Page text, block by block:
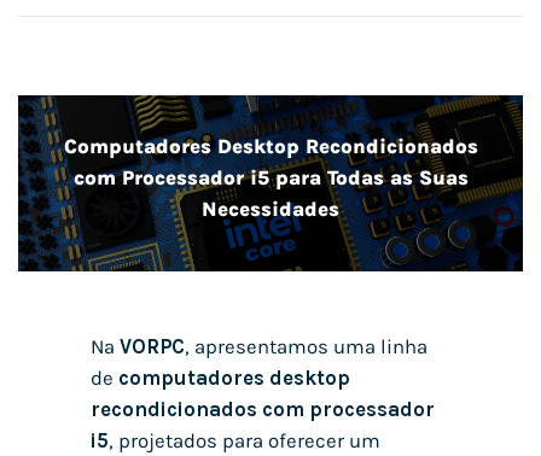
Computadores Desktop Recondicionados
com Processador i5 para Todas as Suas
Necessidades
Na VORPC, apresentamos uma linha
de computadores desktop
recondicionados com processador
i5, projetados para oferecer um